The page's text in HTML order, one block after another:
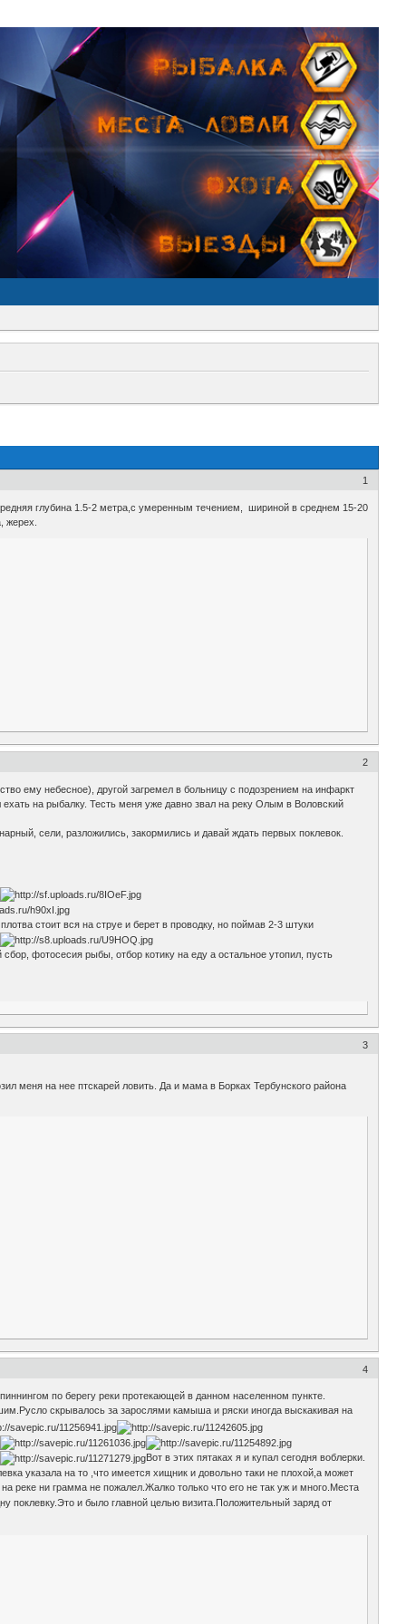
1
глубина 1.5-2 метра,с умеренным течением, шириной в среднем 15-20
жерех.
2
ему небесное), другой загремел в больницу с подозрением на инфаркт
на рыбалку. Тесть меня уже давно звал на реку Олым в Воловский
сели, разложились, закормились и давай ждать первых поклевок.
стоит вся на струе и берет в проводку, но поймав 2-3 штуки
фотосесия рыбы, отбор котику на еду а остальное утопил, пусть
3
меня на нее птскарей ловить. Да и мама в Борках Тербунского района
4
по берегу реки протекающей в данном населенном пункте.
скрывалось за зарослями камыша и ряски иногда выскакивая на
Вот в этих пятаках я и купал сегодня воблерки.
указала на то ,что имеется хищник и довольно таки не плохой,а может
реке ни грамма не пожалел.Жалко только что его не так уж и много.Места
поклевку.Это и было главной целью визита.Положительный заряд от